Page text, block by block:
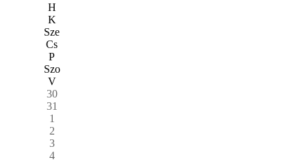
H
K
Sze
Cs
P
Szo
V
30
31
1
2
3
4